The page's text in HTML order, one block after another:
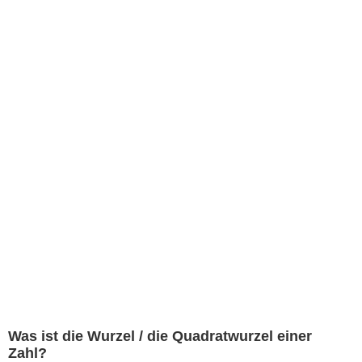
Was ist die Wurzel / die Quadratwurzel einer
Zahl?